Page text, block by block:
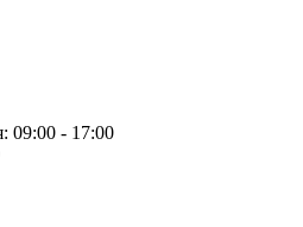
09:00 - 17:00